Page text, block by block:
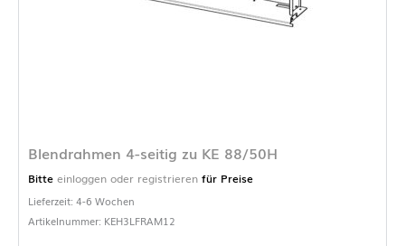
Blendrahmen 4-seitig zu KE 88/50H
Bitte einloggen oder registrieren für Preise
Lieferzeit: 4-6 Wochen
Artikelnummer: KEH3LFRAM12